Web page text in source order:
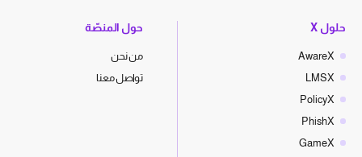
حلول X
AwareX
LMSX
PolicyX
PhishX
GameX
حول المنصّة
من نحن
تواصل معنا